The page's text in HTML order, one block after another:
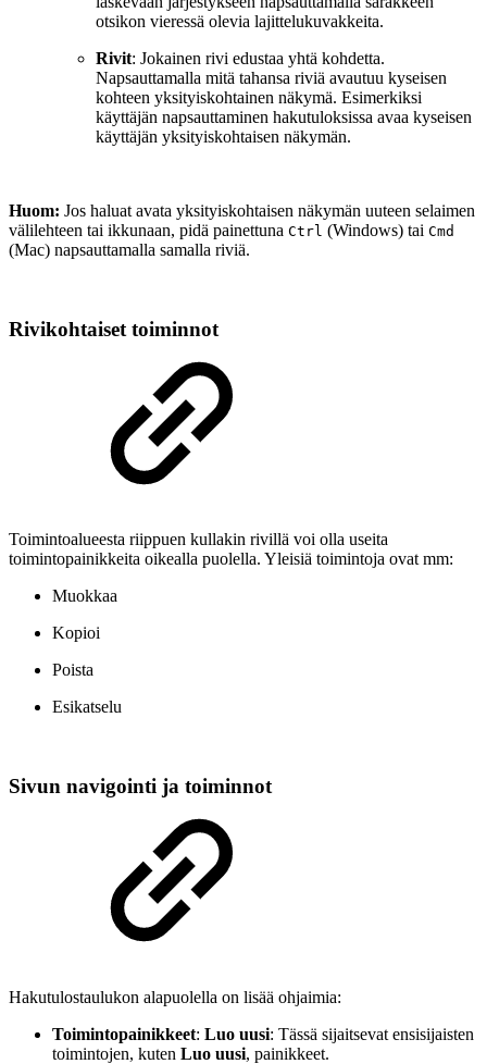
otsikon vieressä olevia lajittelukuvakkeita.
Rivit: Jokainen rivi edustaa yhtä kohdetta.
Napsauttamalla mitä tahansa riviä avautuu kyseisen
kohteen yksityiskohtainen näkymä. Esimerkiksi
käyttäjän napsauttaminen hakutuloksissa avaa kyseisen
käyttäjän yksityiskohtaisen näkymän.
Huom: Jos haluat avata yksityiskohtaisen näkymän uuteen selaimen
välilehteen tai ikkunaan, pidä painettuna Ctrl (Windows) tai Cmd
(Mac) napsauttamalla samalla riviä.
Rivikohtaiset toiminnot
Toimintoalueesta riippuen kullakin rivillä voi olla useita
toimintopainikkeita oikealla puolella. Yleisiä toimintoja ovat mm:
Muokkaa
Kopioi
Poista
Esikatselu
Sivun navigointi ja toiminnot
Hakutulostaulukon alapuolella on lisää ohjaimia:
Toimintopainikkeet: Luo uusi: Tässä sijaitsevat ensisijaisten
toimintojen, kuten Luo uusi, painikkeet.